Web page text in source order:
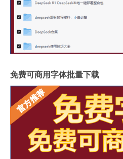
免费可商用字体批量下载